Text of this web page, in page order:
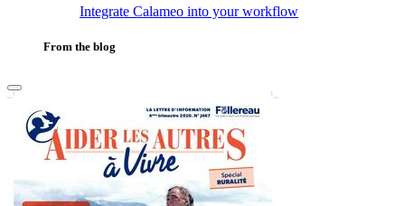
Integrate Calameo into your workflow
From the blog